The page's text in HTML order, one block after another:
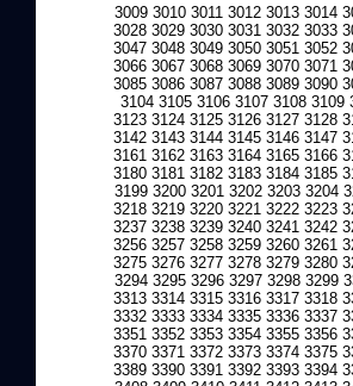
3009 3010 3011 3012 3013 3014
3028 3029 3030 3031 3032 3033
3047 3048 3049 3050 3051 3052
3066 3067 3068 3069 3070 3071
3085 3086 3087 3088 3089 3090
3104 3105 3106 3107 3108 3109
3123 3124 3125 3126 3127 3128
3142 3143 3144 3145 3146 3147
3161 3162 3163 3164 3165 3166
3180 3181 3182 3183 3184 3185
3199 3200 3201 3202 3203 3204
3218 3219 3220 3221 3222 3223
3237 3238 3239 3240 3241 3242
3256 3257 3258 3259 3260 3261
3275 3276 3277 3278 3279 3280
3294 3295 3296 3297 3298 3299
3313 3314 3315 3316 3317 3318
3332 3333 3334 3335 3336 3337
3351 3352 3353 3354 3355 3356
3370 3371 3372 3373 3374 3375
3389 3390 3391 3392 3393 3394